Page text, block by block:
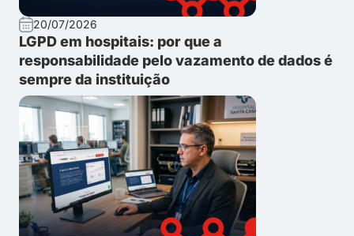
20/07/2026
LGPD em hospitais: por que a
responsabilidade pelo vazamento de dados é
sempre da instituição